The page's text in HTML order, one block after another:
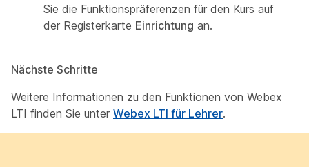
Sie die Funktionspräferenzen für den Kurs auf
der Registerkarte Einrichtung an.
Nächste Schritte
Weitere Informationen zu den Funktionen von Webex
LTI finden Sie unter Webex LTI für Lehrer.